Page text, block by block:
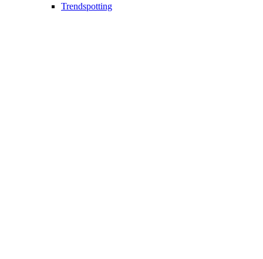
Trendspotting